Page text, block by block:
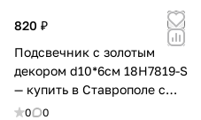
820 ₽
Подсвечник c золотым
декором d10*6см 18H7819-S
— купить в Ставрополе с
доставкой
0 0